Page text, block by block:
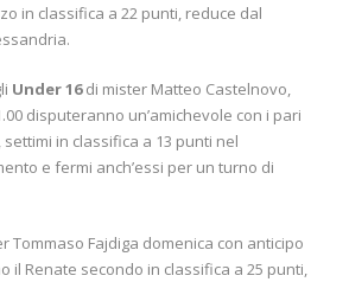
in classifica a 22 punti, reduce dal
Under 16di mister Matteo Castelnovo,
disputeranno un’amichevole con i pari
in classifica a 13 punti nel
e fermi anch’essi per un turno di
Tommaso Fajdiga domenica con anticipo
il Renate secondo in classifica a 25 punti,